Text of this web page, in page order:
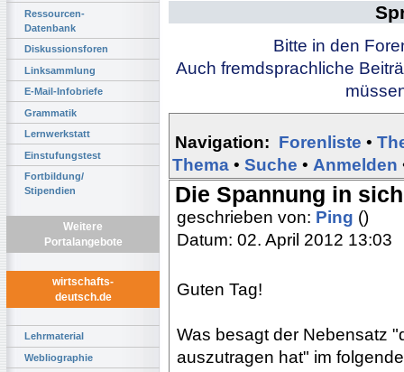
Ressourcen-
Datenbank
Diskussionsforen
Linksammlung
E-Mail-Infobriefe
Grammatik
Lernwerkstatt
Einstufungstest
Fortbildung/
Stipendien
Weitere
Portalangebote
wirtschafts-
deutsch.de
Lehrmaterial
Webliographie
Bitte in den
Auch fremdsprachliche
Navigation: Forenliste •
Thema • Suche • Anmelden
Die Spannung in
geschrieben von: Ping ()
Datum: 02. April 2012 13:03
Guten Tag!
Was besagt der Nebensatz
auszutragen hat" im